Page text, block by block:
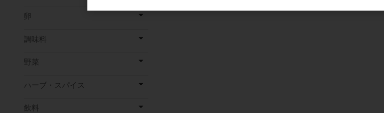
卵
調味料
野菜
ハーブ・スパイス
飲料